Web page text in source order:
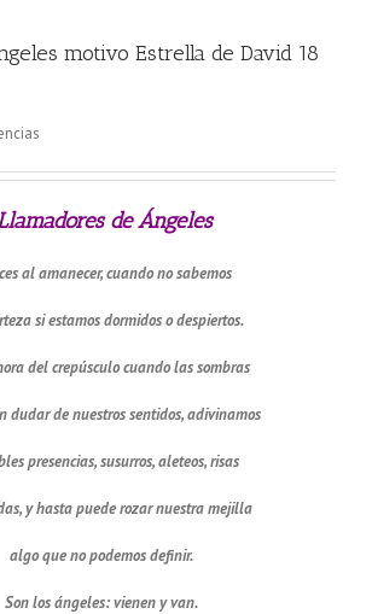
motivo Estrella de David 18
deÁngeles
al amanecer, cuando no sabemos
si estamos dormidos o despiertos.
del crepúsculo cuando las sombras
dudar de nuestros sentidos, adivinamos
presencias, susurros, aleteos, risas
y hasta puede rozar nuestra mejilla
algo que no podemos definir.
Son los ángeles: vienen y van.